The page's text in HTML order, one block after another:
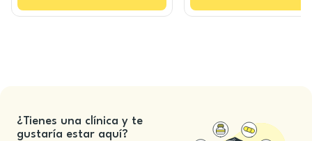
¿Tienes una clínica y te
gustaría estar aquí?